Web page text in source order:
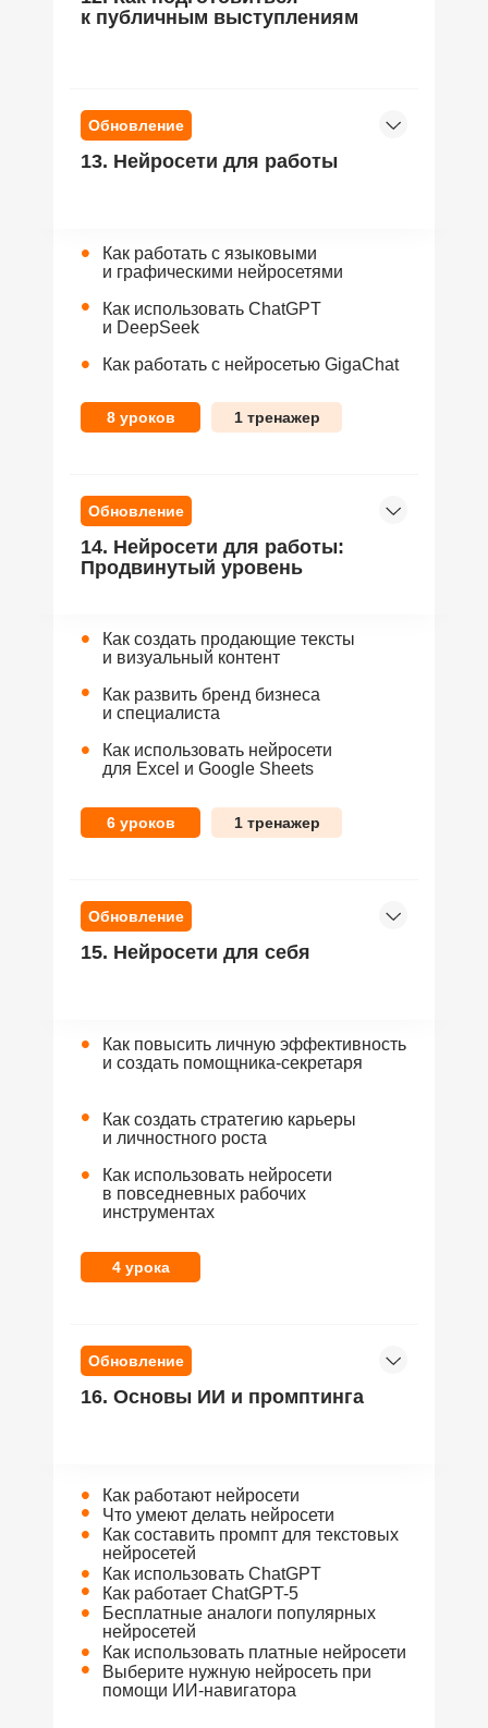
к публичным выступлениям
13. Нейросети для работы
Обновление
Как работать с нейросетью GigaChat
•
Как использовать ChatGPT
и DeepSeek
•
Как работать с языковыми
и графическими нейросетями
•
8 уроков 1 тренажер
14. Нейросети для работы:
Продвинутый уровень
Обновление
Как использовать нейросети
для Excel и Google Sheets
•
Как развить бренд бизнеса
и специалиста
•
Как создать продающие тексты
и визуальный контент
•
6 уроков 1 тренажер
15. Нейросети для себя
Обновление
Как использовать нейросети
в повседневных рабочих
инструментах
•
Как создать стратегию карьеры
и личностного роста
•
Как повысить личную эффективность
и создать помощника-секретаря
•
4 урока
16. Основы ИИ и промптинга
Обновление
Как работают нейросети
•
Что умеют делать нейросети
•
Как составить промпт для текстовых
нейросетей
•
Как использовать ChatGPT
•
Как работает ChatGPT-5
•
Бесплатные аналоги популярных
нейросетей
•
Как использовать платные нейросети
•
Выберите нужную нейросеть при
помощи ИИ-навигатора
•